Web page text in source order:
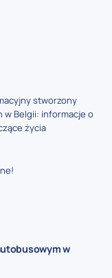
stworzony
w Belgii: informacje o
życia
w